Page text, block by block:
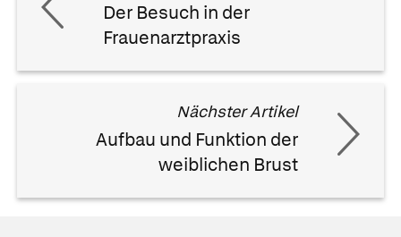
Der Besuch in der
Frauenarztpraxis
Nächster Artikel
Aufbau und Funktion der
weiblichen Brust